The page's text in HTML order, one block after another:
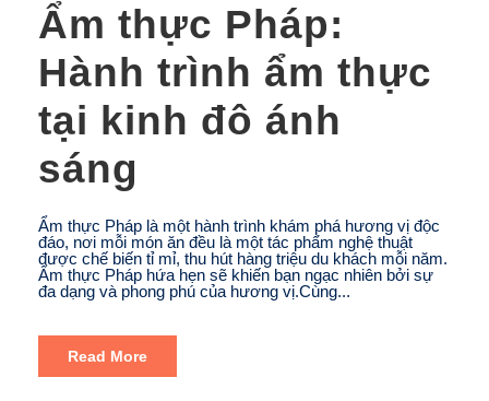
Ẩm thực Pháp:
Hành trình ẩm thực
tại kinh đô ánh
sáng
Ẩm thực Pháp là một hành trình khám phá hương vị độc
đáo, nơi mỗi món ăn đều là một tác phẩm nghệ thuật
được chế biến tỉ mỉ, thu hút hàng triệu du khách mỗi năm.
Ẩm thực Pháp hứa hẹn sẽ khiến bạn ngạc nhiên bởi sự
đa dạng và phong phú của hương vị.Cùng...
Read More